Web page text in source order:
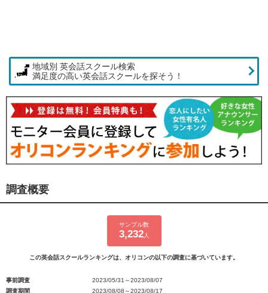
地域別 英会話スクール検索
満足度の高い英会話スクールを探そう！
調査概要
サンプル数
3,232人
この英会話スクールランキングは、オリコンの以下の調査に基づいています。
事前調査
2023/05/31～2023/08/07
調査期間
2023/08/08～2023/08/17